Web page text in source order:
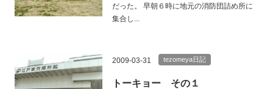
だった。 早朝６時に地元の消防団詰め所に
集合し...
2009-03-31 tezomeya日記
トーキョー その１